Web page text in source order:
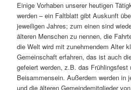
Einige Vorhaben unserer heutigen
werden – ein Faltblatt gibt Auskunft
jeweiligen Jahres; zum einen sind
älteren Menschen zu nennen, die
die Welt wird mit zunehmendem Alter
Gemeinschaft erfahren, das ist auch
gefeiert werden, z.B. das Frühlingsfest
Beisammensein. Außerdem werden in
und die älteren Gemeindemitglieder